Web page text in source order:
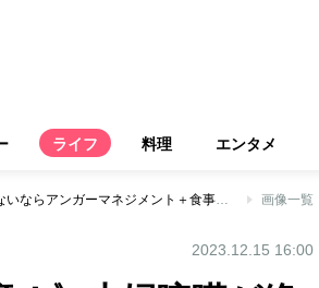
ライフ 料理 エンタメ
《更年期を迎えたら要注意！》夫婦喧嘩が絶えないならアンガーマネジメント＋食事・漢方で怒りのコントロールを 画像一覧
2023.12.15 16:00